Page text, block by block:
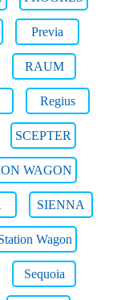
Previa
RAUM
Regius
SCEPTER
WAGON
SIENNA
Wagon
Sequoia